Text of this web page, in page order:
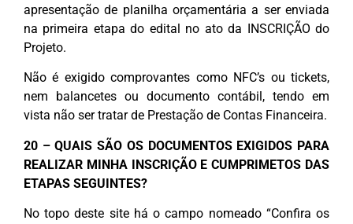
apresentação de planilha orçamentária a ser enviada
na primeira etapa do edital no ato da INSCRIÇÃO do
Projeto.
Não é exigido comprovantes como NFC’s ou tickets,
nem balancetes ou documento contábil, tendo em
vista não ser tratar de Prestação de Contas Financeira.
20 – QUAIS SÃO OS DOCUMENTOS EXIGIDOS PARA
REALIZAR MINHA INSCRIÇÃO E CUMPRIMETOS DAS
ETAPAS SEGUINTES?
No topo deste site há o campo nomeado “Confira os